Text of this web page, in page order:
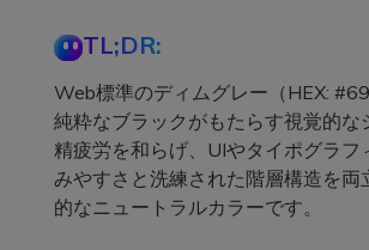
TL;DR:
Web標準のディムグレー（HEX:
純粋なブラックがもたらす視覚的な
精疲労を和らげ、UIやタイポグラフ
みやすさと洗練された階層構造を両
的なニュートラルカラーです。